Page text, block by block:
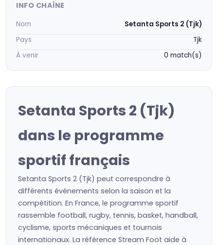
INFO CHAÎNE
Nom
Setanta Sports 2 (Tjk)
Pays
Tjk
À venir
0 match(s)
Setanta Sports 2 (Tjk)
dans le programme
sportif français
Setanta Sports 2 (Tjk) peut correspondre à
différents événements selon la saison et la
compétition. En France, le programme sportif
rassemble football, rugby, tennis, basket, handball,
cyclisme, sports mécaniques et tournois
internationaux. La référence Stream Foot aide à